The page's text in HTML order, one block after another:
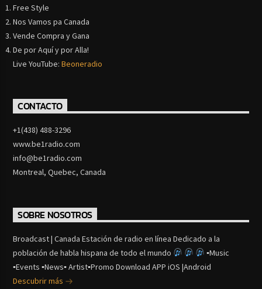
Free Style
Nos Vamos pa Canada
Vende Compra y Gana
De por Aquí y por Alla!
Live YouTube:Beoneradio
CONTACTO
+1(438) 488-3296
www.be1radio.com
info@be1radio.com
Montreal, Quebec, Canada
SOBRE NOSOTROS
Broadcast | Canada Estación de radio en línea Dedicado a la
población de habla hispana de todo el mundo
▪Music
▪Events ▪News▪ Artist▪Promo Download APP iOS |Android
Descubrir más